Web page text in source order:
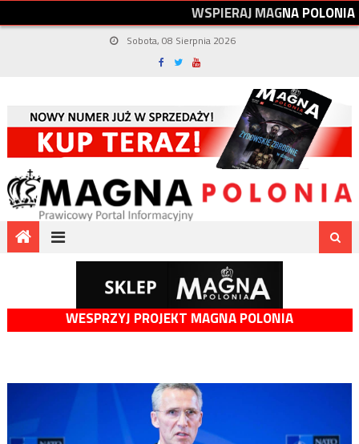
WSPIERAJMAGNAPOLONIA
Sobota, 08 Sierpnia 2026
WESPRZYJ PROJEKT MAGNA POLONIA